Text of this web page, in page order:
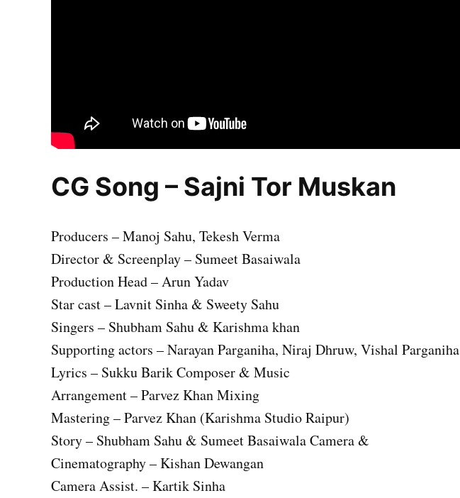
CG Song – Sajni Tor Muskan
Producers – Manoj Sahu, Tekesh Verma
Director & Screenplay – Sumeet Basaiwala
Production Head – Arun Yadav
Star cast – Lavnit Sinha & Sweety Sahu
Singers – Shubham Sahu & Karishma khan
Supporting actors – Narayan Parganiha, Niraj Dhruw, Vishal Parganiha
Lyrics – Sukku Barik Composer & Music
Arrangement – Parvez Khan Mixing
Mastering – Parvez Khan (Karishma Studio Raipur)
Story – Shubham Sahu & Sumeet Basaiwala Camera &
Cinematography – Kishan Dewangan
Camera Assist. – Kartik Sinha